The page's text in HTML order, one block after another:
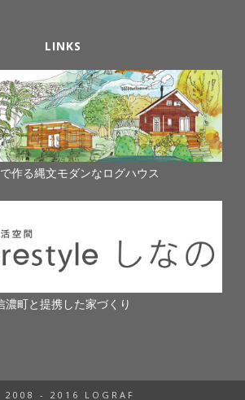
LINKS
作る縄文モダンなログハウス
濃町と提携した家づくり
2008 - 2016 LOGRAF